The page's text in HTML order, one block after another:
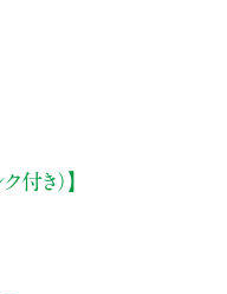
付き）】